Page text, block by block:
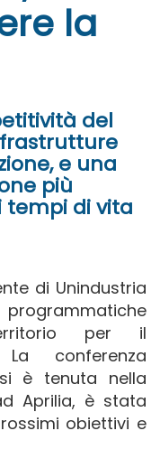
la
del
e una
più
tempi di vita
di Unindustria
per il
La conferenza
è tenuta nella
Aprilia, è stata
obiettivi e